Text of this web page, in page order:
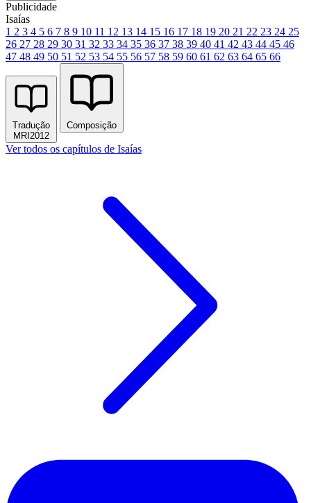
Publicidade
Isaías
1 2 3 4 5 6 7 8 9 10 11 12 13 14 15 16 17 18 19 20 21 22 23 24 25
26 27 28 29 30 31 32 33 34 35 36 37 38 39 40 41 42 43 44 45 46
47 48 49 50 51 52 53 54 55 56 57 58 59 60 61 62 63 64 65 66
Tradução
MRI2012
Composição
Ver todos os capítulos de Isaías